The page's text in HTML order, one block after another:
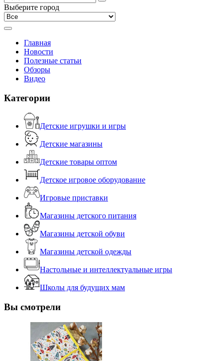
Выберите город
Главная
Новости
Полезные статьи
Обзоры
Видео
Категории
Детские игрушки и игры
Детские магазины
Детские товары оптом
Детское игровое оборудование
Игровые приставки
Магазины детского питания
Магазины детской обуви
Магазины детской одежды
Настольные и интеллектуальные игры
Школы для будущих мам
Вы смотрели